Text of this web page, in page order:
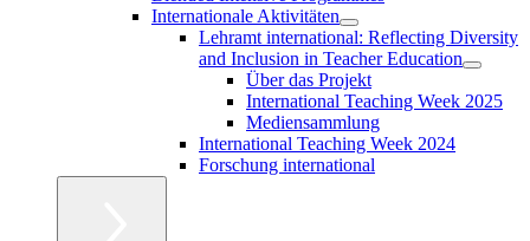
Internationale Aktivitäten
Lehramt international: Reflecting Diversity
and Inclusion in Teacher Education
Über das Projekt
International Teaching Week 2025
Mediensammlung
International Teaching Week 2024
Forschung international